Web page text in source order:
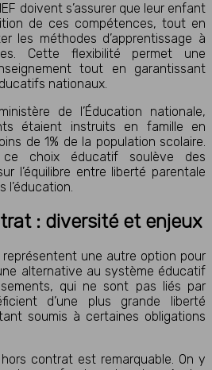
doivent s’assurer que leur enfant
de ces compétences, tout en
les méthodes d’apprentissage à
Cette flexibilité permet une
tout en garantissant
nationaux.
de l’Éducation nationale,
étaient instruits en famille en
de 1% de la population scolaire.
ce choix éducatif soulève des
l’équilibre entre liberté parentale
l’éducation.
: diversité et enjeux
une autre option pour
alternative au système éducatif
qui ne sont pas liés par
d’une plus grande liberté
soumis à certaines obligations
contrat est remarquable. On y